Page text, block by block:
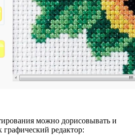
можно дорисовывать и
графический редактор: